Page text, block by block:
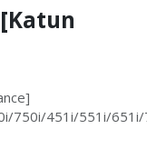
750i/451i/551i/